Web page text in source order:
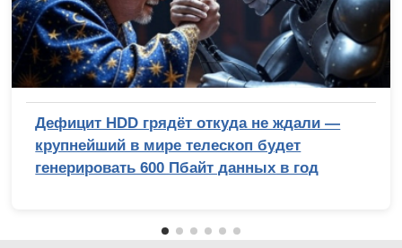
Дефицит HDD грядёт откуда не ждали —
крупнейший в мире телескоп будет
генерировать 600 Пбайт данных в год